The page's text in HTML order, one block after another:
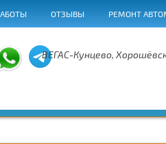
ОТЗЫВЫ РЕМОНТ
ВЕГАС-Кунцево,